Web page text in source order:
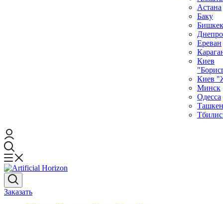
Астана
Баку
Бишкек
Ереван
Киев
Киев
Минск
Одесса
Заказать